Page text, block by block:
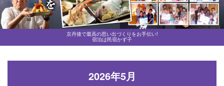
京丹後で最高の思い出づくりをお手伝い!
宿泊は民宿かず子
2026年5月